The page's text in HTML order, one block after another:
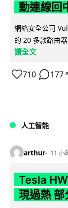
動連線回
網絡安全公司
的 20 多款路由
讀全文
710 177 ↗
人工智能
arthur 11 小
Tesla
現過熱